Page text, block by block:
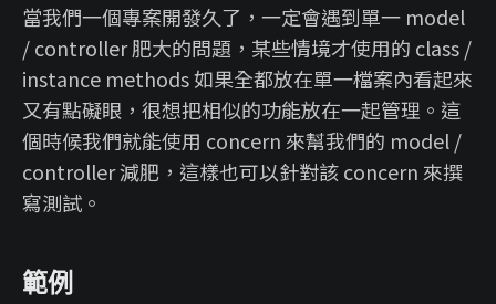
當我們一個專案開發久了，一定會遇到單一 model
/ controller 肥大的問題，某些情境才使用的 class /
instance methods 如果全都放在單一檔案內看起來
又有點礙眼，很想把相似的功能放在一起管理。這
個時候我們就能使用 concern 來幫我們的 model /
controller 減肥，這樣也可以針對該 concern 來撰
寫測試。
範例